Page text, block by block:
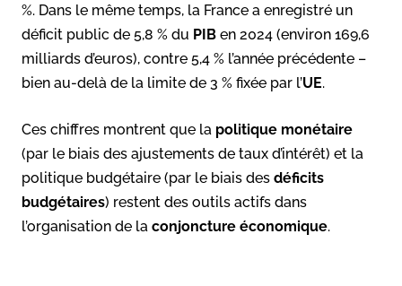
%. Dans le même temps, la France a enregistré un
déficit public de 5,8 % du PIB en 2024 (environ 169,6
milliards d’euros), contre 5,4 % l’année précédente –
bien au-delà de la limite de 3 % fixée par l’UE.
Ces chiffres montrent que la politique monétaire
(par le biais des ajustements de taux d’intérêt) et la
politique budgétaire (par le biais des déficits
budgétaires) restent des outils actifs dans
l’organisation de la conjoncture économique.